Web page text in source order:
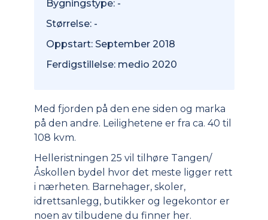
Bygningstype: -
Størrelse: -
Oppstart: September 2018
Ferdigstillelse: medio 2020
Med fjorden på den ene siden og marka
på den andre. Leilighetene er fra ca. 40 til
108 kvm.
Helleristningen 25 vil tilhøre Tangen/
Åskollen bydel hvor det meste ligger rett
i nærheten. Barnehager, skoler,
idrettsanlegg, butikker og legekontor er
noen av tilbudene du finner her.